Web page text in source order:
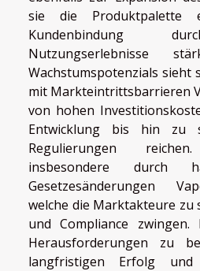
sie die Produktpalette
Kundenbindung
Nutzungserlebnisse
Wachstumspotenzials sieht
mit Markteintrittsbarrieren
von hohen
Entwicklung bis hin zu
Regulierungen
insbesondere durch
Gesetzesänderungen
welche die Marktakteure zu
und Compliance zwingen.
Herausforderungen zu
langfristigen Erfolg und